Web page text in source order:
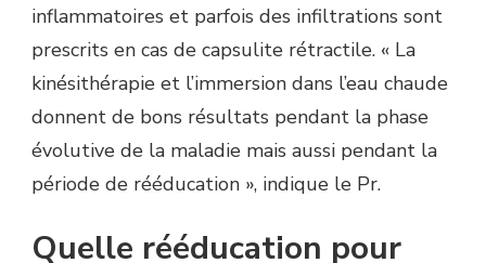
inflammatoires et parfois des infiltrations sont
prescrits en cas de capsulite rétractile. « La
kinésithérapie et l’immersion dans l’eau chaude
donnent de bons résultats pendant la phase
évolutive de la maladie mais aussi pendant la
période de rééducation », indique le Pr.
Quelle rééducation pour